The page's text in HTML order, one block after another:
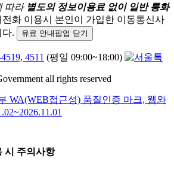
따라 별도의 정보이용료 없이 일반 통화
전화 이용시 본인이 가입한 이동통신사
다.
유료 안내팝업 닫기
4511 (평일 09:00~18:00)
all rights reserved
시 주의사항